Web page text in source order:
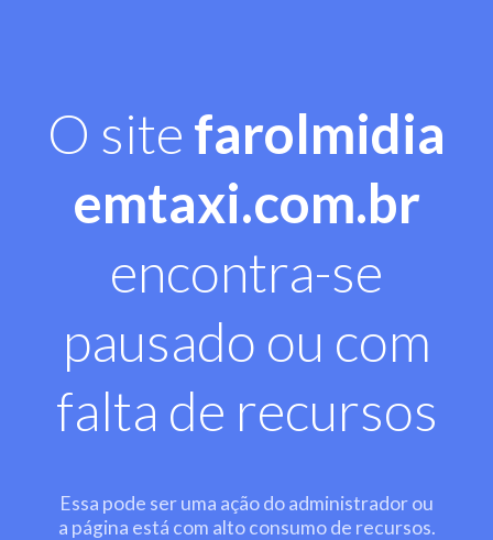
O site farolmidia
emtaxi.com.br
encontra-se
pausado ou com
falta de recursos
Essa pode ser uma ação do administrador ou
a página está com alto consumo de recursos.